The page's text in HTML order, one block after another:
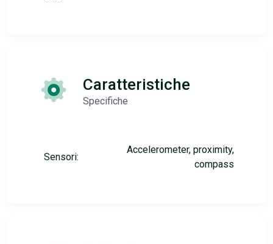
Caratteristiche
Specifiche
Sensori:
Accelerometer, proximity,
compass